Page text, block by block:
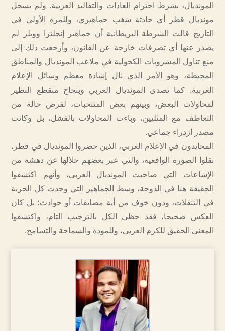
المونديال، بشرط احترام العادات والتقاليد العربية. ولم يسجل
مونديال قطر أي حادثة شغب جماهيري، وللمرة الأولى في
التاريخ قالت الشرطة البريطانية أن جماهير إنجلترا وويلز لم
يصدر عنها أي تصرفات خارجة عن القانون، وأرجعت ذلك إلى
منع تناول المشروبات الكحولية في ملاعب المونديال والمناطق
المحيطة، وهو الأمر الذي نال إشادة معظم وسائل الإعلام
الغربية. كما تصدى المونديال العربي وبنجاح منقطع النظير
لمحاولات البعض، وبينهم بعض المنتخبات، لفرض حالة من
التعاطف مع المثليين، وباءت المحاولات بالفشل، بل وكانت
مصدر ازدراء جماعي.
المحايدون في الإعلام الغربي، الذين حضروا المونديال في قطر،
نقلوا الصورة الواقعية، والتي عبر بعضهم خلالها عن دهشة من
الإشاعات التي صاحبت المونديال العربي، وأنهم اكتشفوا
الحقيقة هنا في الدوحة، وسط الجماهير التي وجدت كل الحرية
في التنقلات، ودون خوف من أية مضايقات أو حوادث؛ بل كان
العكس صحيحا، فقد حظي الكل بالترحيب التام، واكتشفوا
المعنى الحقيق للكرم العربي، وللمودة والسماحة والتسامح.